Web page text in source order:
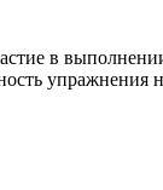
в
упражнения